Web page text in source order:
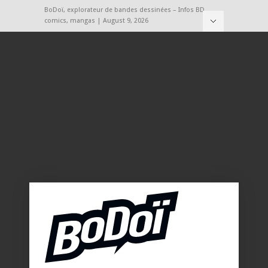
BoDoï, explorateur de bandes dessinées – Infos BD,
comics, mangas | August 9, 2026